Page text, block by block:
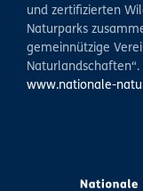
und zertifizierten
Naturparks
gemeinnützige
Naturlandschaften“.
www.nationale-